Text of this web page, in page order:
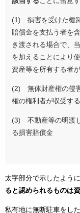
(1) 損害を受けた棚
賠償金を支払う者を
き渡される場合で、
を加えることにより
資産等を所有する者
(2) 無体財産権の侵
権の権利者が収受す
(3) 不動産等の明渡
る損害賠償金
太字部分で示したように
ると認められるものは
私有地に無断駐車をし